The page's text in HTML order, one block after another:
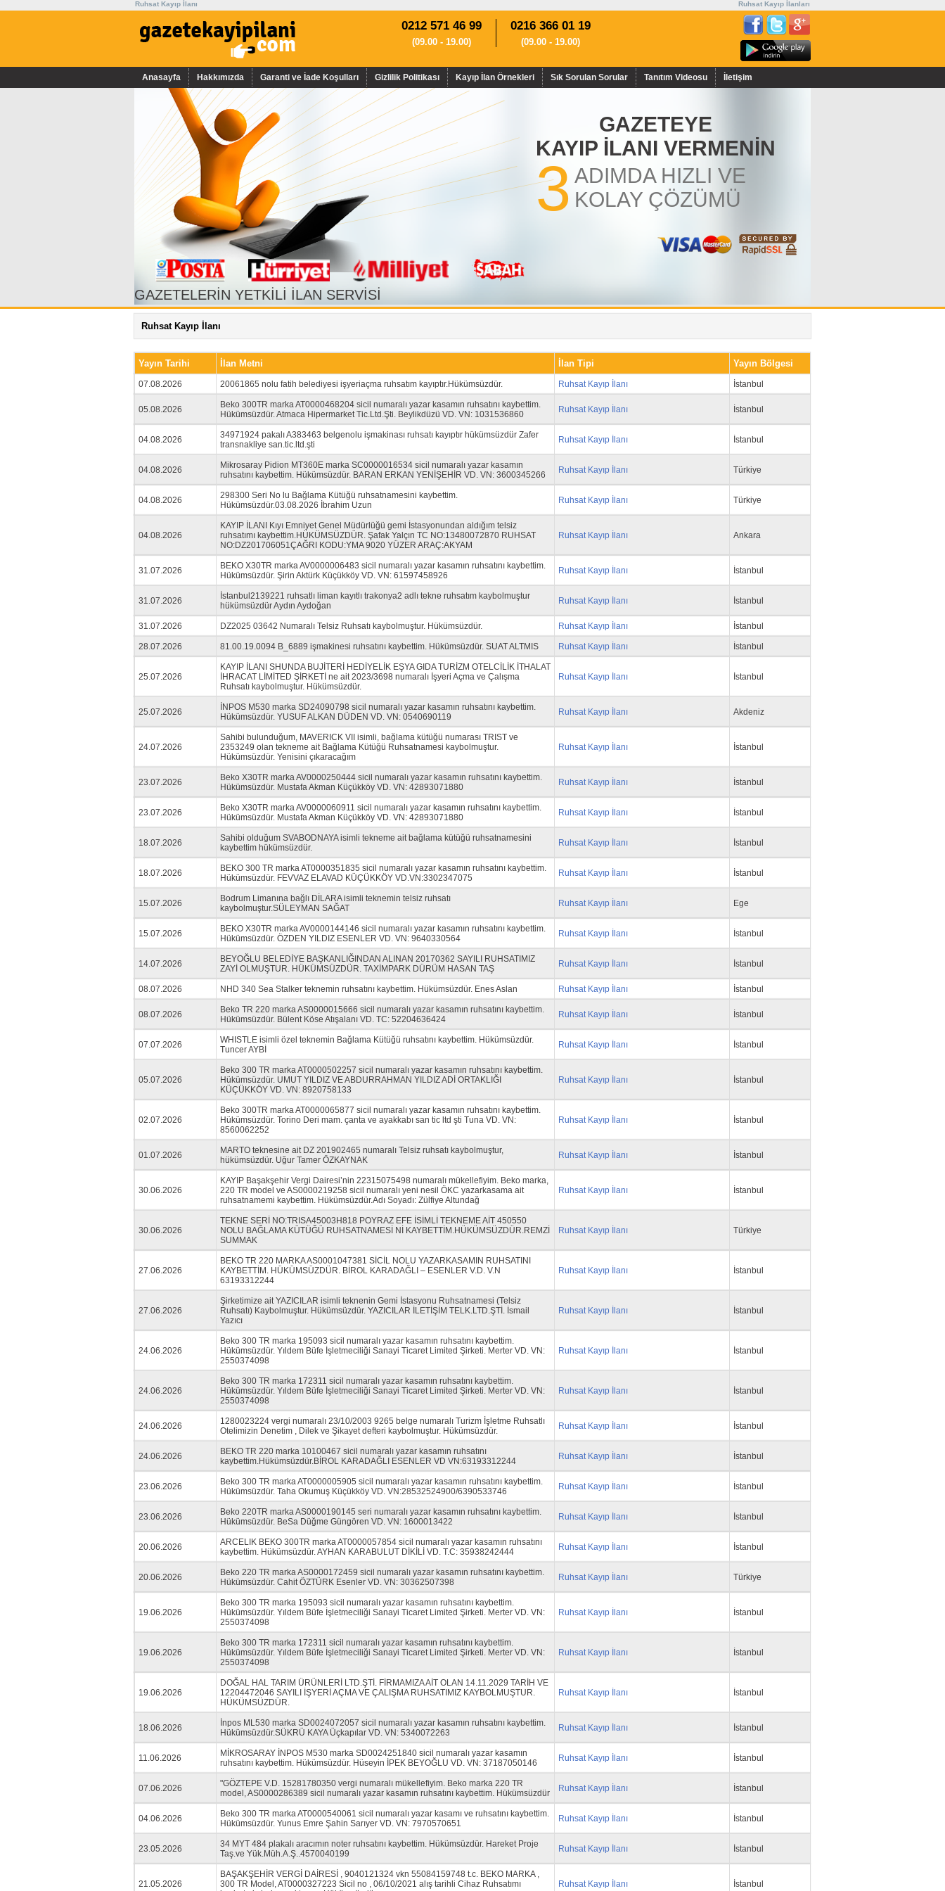
Ruhsat Kayıp İlanı Ruhsat Kayıp İlanları
0212 571 46 99
(09.00 - 19.00)
0216 366 01 19
(09.00 - 19.00)
Anasayfa Hakkımızda Garanti ve İade Koşulları Gizlilik Politikası Kayıp İlan Örnekleri Sık Sorulan Sorular Tanıtım Videosu İletişim
GAZETEYE
KAYIP İLANI VERMENİN
3 ADIMDA HIZLI VE
KOLAY ÇÖZÜMÜ
GAZETELERİN YETKİLİ İLAN SERVİSİ
Ruhsat Kayıp İlanı
Yayın Tarihi İlan Metni İlan Tipi Yayın Bölgesi
07.08.2026 20061865 nolu fatih belediyesi işyeriaçma ruhsatım kayıptır.Hükümsüzdür. Ruhsat Kayıp İlanı İstanbul
05.08.2026
Beko 300TR marka AT0000468204 sicil numaralı yazar kasamın ruhsatını kaybettim.
Hükümsüzdür. Atmaca Hipermarket Tic.Ltd.Şti. Beylikdüzü VD. VN: 1031536860
Ruhsat Kayıp İlanı İstanbul
04.08.2026
34971924 pakalı A383463 belgenolu işmakinası ruhsatı kayıptır hükümsüzdür Zafer
transnakliye san.tic.ltd.şti
Ruhsat Kayıp İlanı İstanbul
04.08.2026
Mikrosaray Pidion MT360E marka SC0000016534 sicil numaralı yazar kasamın
ruhsatını kaybettim. Hükümsüzdür. BARAN ERKAN YENİŞEHİR VD. VN: 3600345266
Ruhsat Kayıp İlanı Türkiye
04.08.2026
298300 Seri No lu Bağlama Kütüğü ruhsatnamesini kaybettim.
Hükümsüzdür.03.08.2026 İbrahim Uzun
Ruhsat Kayıp İlanı Türkiye
04.08.2026
KAYIP İLANI Kıyı Emniyet Genel Müdürlüğü gemi İstasyonundan aldığım telsiz
ruhsatımı kaybettim.HÜKÜMSÜZDÜR. Şafak Yalçın TC NO:13480072870 RUHSAT
NO:DZ201706051ÇAĞRI KODU:YMA 9020 YÜZER ARAÇ:AKYAM
Ruhsat Kayıp İlanı Ankara
31.07.2026
BEKO X30TR marka AV0000006483 sicil numaralı yazar kasamın ruhsatını kaybettim.
Hükümsüzdür. Şirin Aktürk Küçükköy VD. VN: 61597458926
Ruhsat Kayıp İlanı İstanbul
31.07.2026
İstanbul2139221 ruhsatlı liman kayıtlı trakonya2 adlı tekne ruhsatım kaybolmuştur
hükümsüzdür Aydın Aydoğan
Ruhsat Kayıp İlanı İstanbul
31.07.2026 DZ2025 03642 Numaralı Telsiz Ruhsatı kaybolmuştur. Hükümsüzdür. Ruhsat Kayıp İlanı İstanbul
28.07.2026 81.00.19.0094 B_6889 işmakinesi ruhsatını kaybettim. Hükümsüzdür. SUAT ALTMIS Ruhsat Kayıp İlanı İstanbul
25.07.2026
KAYIP İLANI SHUNDA BUJİTERİ HEDİYELİK EŞYA GIDA TURİZM OTELCİLİK İTHALAT
İHRACAT LİMİTED ŞİRKETİ ne ait 2023/3698 numaralı İşyeri Açma ve Çalışma
Ruhsatı kaybolmuştur. Hükümsüzdür.
Ruhsat Kayıp İlanı İstanbul
25.07.2026
İNPOS M530 marka SD24090798 sicil numaralı yazar kasamın ruhsatını kaybettim.
Hükümsüzdür. YUSUF ALKAN DÜDEN VD. VN: 0540690119
Ruhsat Kayıp İlanı Akdeniz
24.07.2026
Sahibi bulunduğum, MAVERICK VII isimli, bağlama kütüğü numarası TRIST ve
2353249 olan tekneme ait Bağlama Kütüğü Ruhsatnamesi kaybolmuştur.
Hükümsüzdür. Yenisini çıkaracağım
Ruhsat Kayıp İlanı İstanbul
23.07.2026
Beko X30TR marka AV0000250444 sicil numaralı yazar kasamın ruhsatını kaybettim.
Hükümsüzdür. Mustafa Akman Küçükköy VD. VN: 42893071880
Ruhsat Kayıp İlanı İstanbul
23.07.2026
Beko X30TR marka AV0000060911 sicil numaralı yazar kasamın ruhsatını kaybettim.
Hükümsüzdür. Mustafa Akman Küçükköy VD. VN: 42893071880
Ruhsat Kayıp İlanı İstanbul
18.07.2026
Sahibi olduğum SVABODNAYA isimli tekneme ait bağlama kütüğü ruhsatnamesini
kaybettim hükümsüzdür.
Ruhsat Kayıp İlanı İstanbul
18.07.2026
BEKO 300 TR marka AT0000351835 sicil numaralı yazar kasamın ruhsatını kaybettim.
Hükümsüzdür. FEVVAZ ELAVAD KÜÇÜKKÖY VD.VN:3302347075
Ruhsat Kayıp İlanı İstanbul
15.07.2026
Bodrum Limanına bağlı DİLARA isimli teknemin telsiz ruhsatı
kaybolmuştur.SÜLEYMAN SAĞAT
Ruhsat Kayıp İlanı Ege
15.07.2026
BEKO X30TR marka AV0000144146 sicil numaralı yazar kasamın ruhsatını kaybettim.
Hükümsüzdür. ÖZDEN YILDIZ ESENLER VD. VN: 9640330564
Ruhsat Kayıp İlanı İstanbul
14.07.2026
BEYOĞLU BELEDİYE BAŞKANLIĞINDAN ALINAN 20170362 SAYILI RUHSATIMIZ
ZAYİ OLMUŞTUR. HÜKÜMSÜZDÜR. TAXİMPARK DÜRÜM HASAN TAŞ
Ruhsat Kayıp İlanı İstanbul
08.07.2026 NHD 340 Sea Stalker teknemin ruhsatını kaybettim. Hükümsüzdür. Enes Aslan Ruhsat Kayıp İlanı İstanbul
08.07.2026
Beko TR 220 marka AS0000015666 sicil numaralı yazar kasamın ruhsatını kaybettim.
Hükümsüzdür. Bülent Köse Atışalanı VD. TC: 52204636424
Ruhsat Kayıp İlanı İstanbul
07.07.2026
WHISTLE isimli özel teknemin Bağlama Kütüğü ruhsatını kaybettim. Hükümsüzdür.
Tuncer AYBİ
Ruhsat Kayıp İlanı İstanbul
05.07.2026
Beko 300 TR marka AT0000502257 sicil numaralı yazar kasamın ruhsatını kaybettim.
Hükümsüzdür. UMUT YILDIZ VE ABDURRAHMAN YILDIZ ADİ ORTAKLIĞI
KÜÇÜKKÖY VD. VN: 8920758133
Ruhsat Kayıp İlanı İstanbul
02.07.2026
Beko 300TR marka AT0000065877 sicil numaralı yazar kasamın ruhsatını kaybettim.
Hükümsüzdür. Torino Deri mam. çanta ve ayakkabı san tic ltd şti Tuna VD. VN:
8560062252
Ruhsat Kayıp İlanı İstanbul
01.07.2026
MARTO teknesine ait DZ 201902465 numaralı Telsiz ruhsatı kaybolmuştur,
hükümsüzdür. Uğur Tamer ÖZKAYNAK
Ruhsat Kayıp İlanı İstanbul
30.06.2026
KAYIP Başakşehir Vergi Dairesi’nin 22315075498 numaralı mükellefiyim. Beko marka,
220 TR model ve AS0000219258 sicil numaralı yeni nesil ÖKC yazarkasama ait
ruhsatnamemi kaybettim. Hükümsüzdür.Adı Soyadı: Zülfiye Altundağ
Ruhsat Kayıp İlanı İstanbul
30.06.2026
TEKNE SERİ NO:TRISA45003H818 POYRAZ EFE İSİMLİ TEKNEME AİT 450550
NOLU BAĞLAMA KÜTÜĞÜ RUHSATNAMESİ Nİ KAYBETTİM.HÜKÜMSÜZDÜR.REMZİ
SUMMAK
Ruhsat Kayıp İlanı Türkiye
27.06.2026
BEKO TR 220 MARKA AS0001047381 SİCİL NOLU YAZARKASAMIN RUHSATINI
KAYBETTİM. HÜKÜMSÜZDÜR. BİROL KARADAĞLI – ESENLER V.D. V.N
63193312244
Ruhsat Kayıp İlanı İstanbul
27.06.2026
Şirketimize ait YAZICILAR isimli teknenin Gemi İstasyonu Ruhsatnamesi (Telsiz
Ruhsatı) Kaybolmuştur. Hükümsüzdür. YAZICILAR İLETİŞİM TELK.LTD.ŞTİ. İsmail
Yazıcı
Ruhsat Kayıp İlanı İstanbul
24.06.2026
Beko 300 TR marka 195093 sicil numaralı yazar kasamın ruhsatını kaybettim.
Hükümsüzdür. Yıldem Büfe İşletmeciliği Sanayi Ticaret Limited Şirketi. Merter VD. VN:
2550374098
Ruhsat Kayıp İlanı İstanbul
24.06.2026
Beko 300 TR marka 172311 sicil numaralı yazar kasamın ruhsatını kaybettim.
Hükümsüzdür. Yıldem Büfe İşletmeciliği Sanayi Ticaret Limited Şirketi. Merter VD. VN:
2550374098
Ruhsat Kayıp İlanı İstanbul
24.06.2026
1280023224 vergi numaralı 23/10/2003 9265 belge numaralı Turizm İşletme Ruhsatlı
Otelimizin Denetim , Dilek ve Şikayet defteri kaybolmuştur. Hükümsüzdür.
Ruhsat Kayıp İlanı İstanbul
24.06.2026
BEKO TR 220 marka 10100467 sicil numaralı yazar kasamın ruhsatını
kaybettim.Hükümsüzdür.BİROL KARADAĞLI ESENLER VD VN:63193312244
Ruhsat Kayıp İlanı İstanbul
23.06.2026
Beko 300 TR marka AT0000005905 sicil numaralı yazar kasamın ruhsatını kaybettim.
Hükümsüzdür. Taha Okumuş Küçükköy VD. VN:28532524900/6390533746
Ruhsat Kayıp İlanı İstanbul
23.06.2026
Beko 220TR marka AS0000190145 seri numaralı yazar kasamın ruhsatını kaybettim.
Hükümsüzdür. BeSa Düğme Güngören VD. VN: 1600013422
Ruhsat Kayıp İlanı İstanbul
20.06.2026
ARCELIK BEKO 300TR marka AT0000057854 sicil numaralı yazar kasamın ruhsatını
kaybettim. Hükümsüzdür. AYHAN KARABULUT DİKİLİ VD. T.C: 35938242444
Ruhsat Kayıp İlanı İstanbul
20.06.2026
Beko 220 TR marka AS0000172459 sicil numaralı yazar kasamın ruhsatını kaybettim.
Hükümsüzdür. Cahit ÖZTÜRK Esenler VD. VN: 30362507398
Ruhsat Kayıp İlanı Türkiye
19.06.2026
Beko 300 TR marka 195093 sicil numaralı yazar kasamın ruhsatını kaybettim.
Hükümsüzdür. Yıldem Büfe İşletmeciliği Sanayi Ticaret Limited Şirketi. Merter VD. VN:
2550374098
Ruhsat Kayıp İlanı İstanbul
19.06.2026
Beko 300 TR marka 172311 sicil numaralı yazar kasamın ruhsatını kaybettim.
Hükümsüzdür. Yıldem Büfe İşletmeciliği Sanayi Ticaret Limited Şirketi. Merter VD. VN:
2550374098
Ruhsat Kayıp İlanı İstanbul
19.06.2026
DOĞAL HAL TARIM ÜRÜNLERİ LTD.ŞTİ. FİRMAMIZA AİT OLAN 14.11.2029 TARİH VE
12204472046 SAYILI İŞYERİ AÇMA VE ÇALIŞMA RUHSATIMIZ KAYBOLMUŞTUR.
HÜKÜMSÜZDÜR.
Ruhsat Kayıp İlanı İstanbul
18.06.2026
İnpos ML530 marka SD0024072057 sicil numaralı yazar kasamın ruhsatını kaybettim.
Hükümsüzdür.SÜKRÜ KAYA Üçkapılar VD. VN: 5340072263
Ruhsat Kayıp İlanı İstanbul
11.06.2026
MİKROSARAY İNPOS M530 marka SD0024251840 sicil numaralı yazar kasamın
ruhsatını kaybettim. Hükümsüzdür. Hüseyin İPEK BEYOĞLU VD. VN: 37187050146
Ruhsat Kayıp İlanı İstanbul
07.06.2026
"GÖZTEPE V.D. 15281780350 vergi numaralı mükellefiyim. Beko marka 220 TR
model, AS0000286389 sicil numaralı yazar kasamın ruhsatını kaybettim. Hükümsüzdür
Ruhsat Kayıp İlanı İstanbul
04.06.2026
Beko 300 TR marka AT0000540061 sicil numaralı yazar kasamı ve ruhsatını kaybettim.
Hükümsüzdür. Yunus Emre Şahin Sarıyer VD. VN: 7970570651
Ruhsat Kayıp İlanı İstanbul
23.05.2026
34 MYT 484 plakalı aracımın noter ruhsatını kaybettim. Hükümsüzdür. Hareket Proje
Taş.ve Yük.Müh.A.Ş..4570040199
Ruhsat Kayıp İlanı İstanbul
21.05.2026
BAŞAKŞEHİR VERGİ DAİRESİ , 9040121324 vkn 55084159748 t.c. BEKO MARKA ,
300 TR Model, AT0000327223 Sicil no , 06/10/2021 alış tarihli Cihaz Ruhsatımı
Ruhsat Kayıp İlanı İstanbul